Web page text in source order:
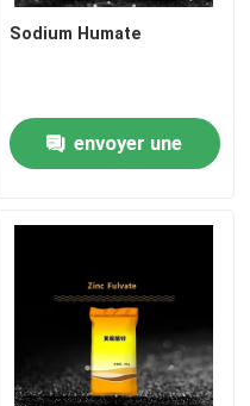
Sodium Humate
envoyer une